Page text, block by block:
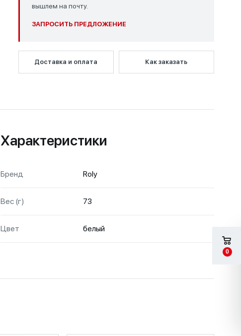
вышлем на почту.
ЗАПРОСИТЬ ПРЕДЛОЖЕНИЕ
Доставка и оплата Как заказать
Характеристики
Бренд Roly
Вес (г) 73
Цвет белый
0